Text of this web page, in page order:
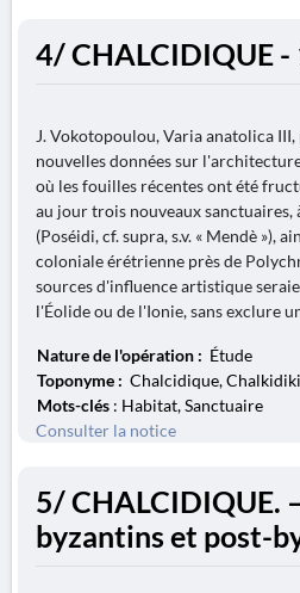
4/ CHALCIDIQUE -
J. Vokotopoulou, Varia anatolica
nouvelles données sur
où les fouilles récentes ont été
au jour trois nouveaux sanctuaires,
(Poséidi, cf. supra, s.v. « Mendè »),
coloniale érétrienne près de
sources d'influence artistique
l'Éolide ou de l'Ionie, sans exclure
Nature de l'opération : Étude
Toponyme : Chalcidique,
Mots-clés : Habitat, Sanctuaire
Consulter la notice
5/ CHALCIDIQUE.
byzantins et post-